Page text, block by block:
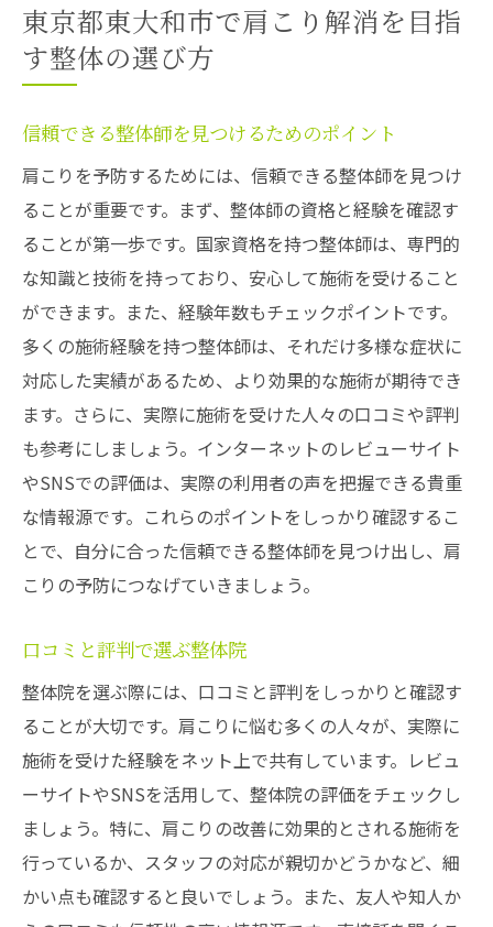
施術前カウンセリングの重要性
通いやすい立地と営業時間の確認
効果
肩こりを引き起こす生活習慣とは
整体施術で肩の緊張をほぐすメカニズム
整体による血行促進の効果
肩こり改善に役立つストレッチ方法
整体で得られるリラクゼーション効果
肩こりを防ぐための日常的な注意点
東大和市で肩こりを未然に防ぐための生活習慣
の見直し
正しい姿勢を保つためのコツ
デスクワーク中の簡単エクササイズ
肩こりに効果的な食生活の工夫
適切な睡眠環境の整え方
定期的な整体による健康管理
整体施術で肩こり軽減東大和市の健康的な生活
をサポート
整体施術で期待できる具体的な効果
肩こり以外にも効く整体の魅力
心身のバランスを整える施術アプローチ
整体に通う頻度とその効果
東京都東大和市で肩こり解消を目指
す整体の選び方
信頼できる整体師を見つけるためのポイント
肩こりを予防するためには、信頼できる整体師を見つけ
ることが重要です。まず、整体師の資格と経験を確認す
ることが第一歩です。国家資格を持つ整体師は、専門的
な知識と技術を持っており、安心して施術を受けること
ができます。また、経験年数もチェックポイントです。
多くの施術経験を持つ整体師は、それだけ多様な症状に
対応した実績があるため、より効果的な施術が期待でき
ます。さらに、実際に施術を受けた人々の口コミや評判
も参考にしましょう。インターネットのレビューサイト
やSNSでの評価は、実際の利用者の声を把握できる貴重
な情報源です。これらのポイントをしっかり確認するこ
とで、自分に合った信頼できる整体師を見つけ出し、肩
こりの予防につなげていきましょう。
口コミと評判で選ぶ整体院
整体院を選ぶ際には、口コミと評判をしっかりと確認す
ることが大切です。肩こりに悩む多くの人々が、実際に
施術を受けた経験をネット上で共有しています。レビュ
ーサイトやSNSを活用して、整体院の評価をチェックし
ましょう。特に、肩こりの改善に効果的とされる施術を
行っているか、スタッフの対応が親切かどうかなど、細
かい点も確認すると良いでしょう。また、友人や知人か